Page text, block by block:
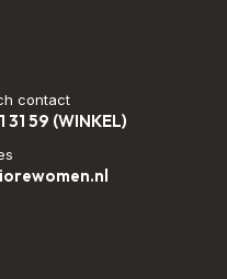
contact
31 59 (WINKEL)